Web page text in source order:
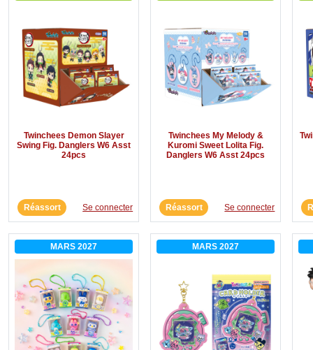
Twinchees Demon Slayer
Swing Fig. Danglers W6 Asst
24pcs
Réassort Se connecter
Twinchees My Melody &
Kuromi Sweet Lolita Fig.
Danglers W6 Asst 24pcs
Réassort Se connecter
MARS 2027 MARS 2027